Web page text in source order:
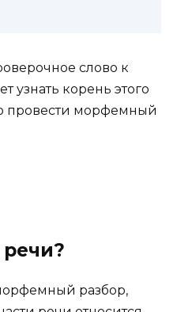
слово к
узнать корень этого
провести морфемный
речи?
разбор,